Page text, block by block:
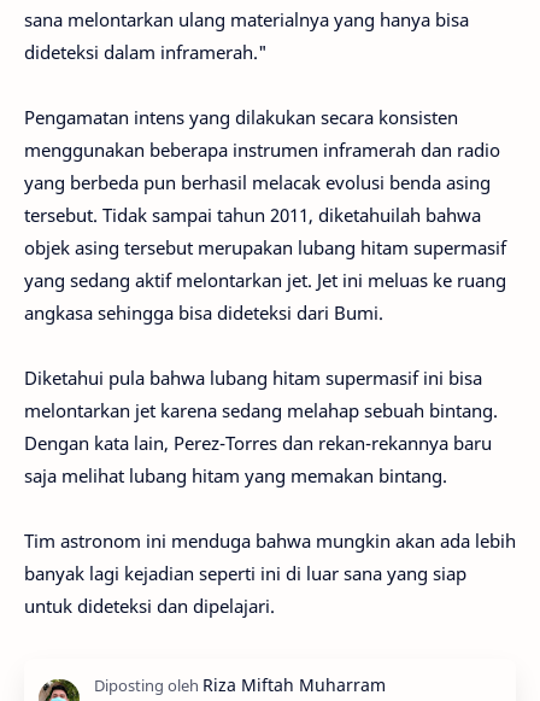
sana melontarkan ulang materialnya yang hanya bisa
dideteksi dalam inframerah."
Pengamatan intens yang dilakukan secara konsisten
menggunakan beberapa instrumen inframerah dan radio
yang berbeda pun berhasil melacak evolusi benda asing
tersebut. Tidak sampai tahun 2011, diketahuilah bahwa
objek asing tersebut merupakan lubang hitam supermasif
yang sedang aktif melontarkan jet. Jet ini meluas ke ruang
angkasa sehingga bisa dideteksi dari Bumi.
Diketahui pula bahwa lubang hitam supermasif ini bisa
melontarkan jet karena sedang melahap sebuah bintang.
Dengan kata lain, Perez-Torres dan rekan-rekannya baru
saja melihat lubang hitam yang memakan bintang.
Tim astronom ini menduga bahwa mungkin akan ada lebih
banyak lagi kejadian seperti ini di luar sana yang siap
untuk dideteksi dan dipelajari.